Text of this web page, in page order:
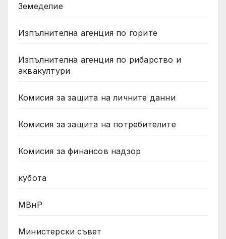
Земеделие
Изпълнителна агенция по горите
Изпълнителна агенция по рибарство и
аквакултури
Комисия за защита на личните данни
Комисия за защита на потребителите
Комисия за финансов надзор
кубота
МВнР
Министерски съвет